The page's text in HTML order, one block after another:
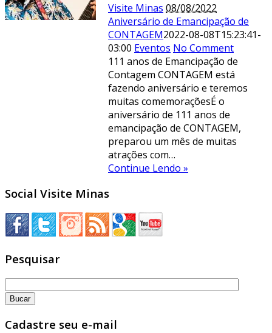
Visite Minas 08/08/2022
Aniversário de Emancipação de
CONTAGEM2022-08-08T15:23:41-
03:00 Eventos No Comment
111 anos de Emancipação de
Contagem CONTAGEM está
fazendo aniversário e teremos
muitas comemoraçõesÉ o
aniversário de 111 anos de
emancipação de CONTAGEM,
preparou um mês de muitas
atrações com…
Continue Lendo »
Social Visite Minas
Pesquisar
Cadastre seu e-mail